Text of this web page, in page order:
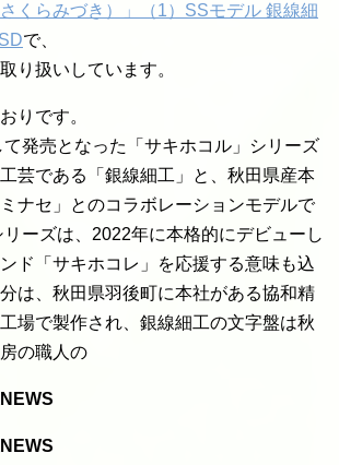
くらみづき）」（1）SSモデル 銀線細
で、
り扱いしています。
りです。
発売となった「サキホコル」シリーズ
芸である「銀線細工」と、秋田県産本
ナセ」とのコラボレーションモデルで
ーズは、2022年に本格的にデビューし
ド「サキホコレ」を応援する意味も込
は、秋田県羽後町に本社がある協和精
場で製作され、銀線細工の文字盤は秋
の職人の